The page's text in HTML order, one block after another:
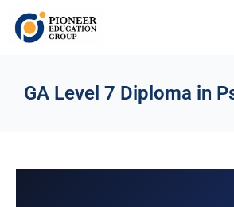
GA Level 7 Diploma in